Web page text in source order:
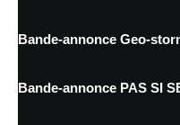
Bande-annonce Geo-
Bande-annonce PAS SI